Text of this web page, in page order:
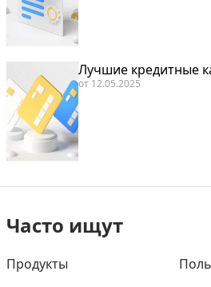
Лучшие кредитные
от 12.05.2025
Часто ищут
Продукты